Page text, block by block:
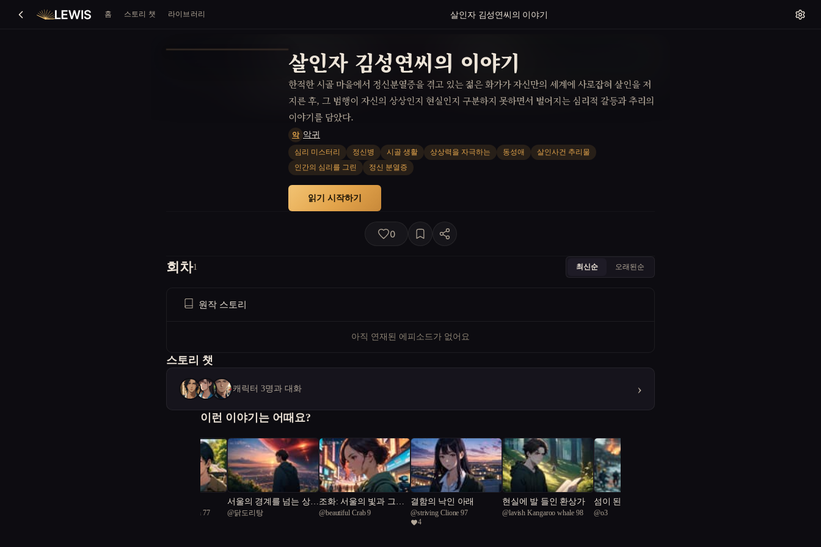
홈 스토리 챗 라이브러리 살인자 김성연씨의 이야기
살인자 김성연씨의 이야기
한적한 시골 마을에서 정신분열증을 겪고 있는 젊은 화가가 자신만의 세계에 사로잡혀 살인을 저
지른 후, 그 범행이 자신의 상상인지 현실인지 구분하지 못하면서 벌어지는 심리적 갈등과 추리의
이야기를 담았다.
악 악귀
심리 미스터리 정신병 시골 생활 상상력을 자극하는 동성애
살인사건 추리물
인간의 심리를 그린
정신 분열증
읽기 시작하기
0
회차1 최신순 오래된순
원작 스토리
아직 연재된 에피소드가 없어요
스토리 챗
캐릭터 3명과 대화 ›
이런 이야기는 어때요?
Adaptable Monkfish 77
서울의 경계를 넘는 상상
력
@닭도리탕
조화: 서울의 빛과 그림
자
@beautiful Crab 9
결함의 낙인 아래
@striving Clione 97
4
현실에 발 들인 환상가
@lavish Kangaroo whale 98
섬이 된 도시, 희망의 끝
자락
@o3